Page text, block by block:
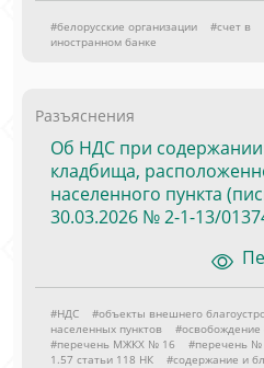
#белорусские организации
#счет в
иностранном банке
Разъяснения
Об НДС при содержании
кладбища,
населенного пункта
30.03.2026 № 2-1-13/
#НДС
#объекты внешнего
населенных пунктов
#перечень МЖКХ № 16
#перечень
1.57 статьи 118 НК
#содержание и